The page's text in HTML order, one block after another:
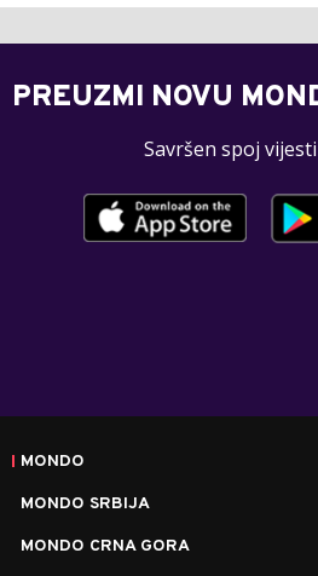
PREUZMI NOVU
Savršen spoj
MONDO
MONDO SRBIJA
MONDO CRNA GORA